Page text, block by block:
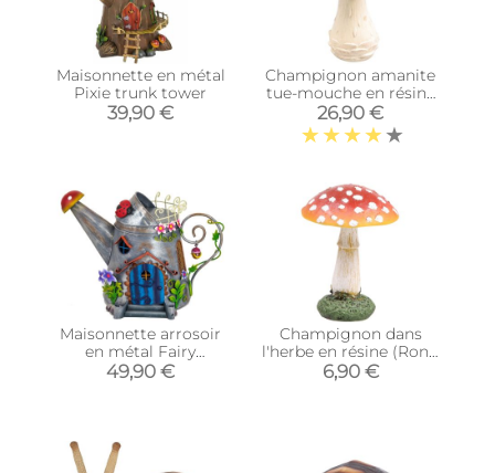
Maisonnette en métal
Pixie trunk tower
39,90 €
Champignon amanite
tue-mouche en résine
Forest (19 x 19 x 21 cm)
26,90 €
Maisonnette arrosoir
en métal Fairy
kingdom
49,90 €
Champignon dans
l'herbe en résine (Rond
- hauteur 13 cm)
6,90 €